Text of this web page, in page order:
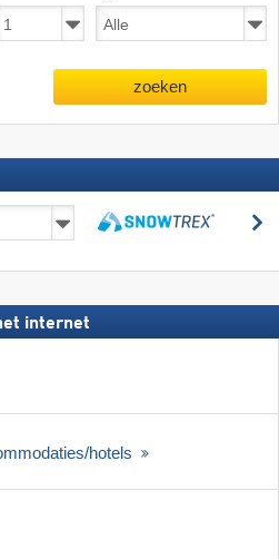
zoeken
internet
hotels